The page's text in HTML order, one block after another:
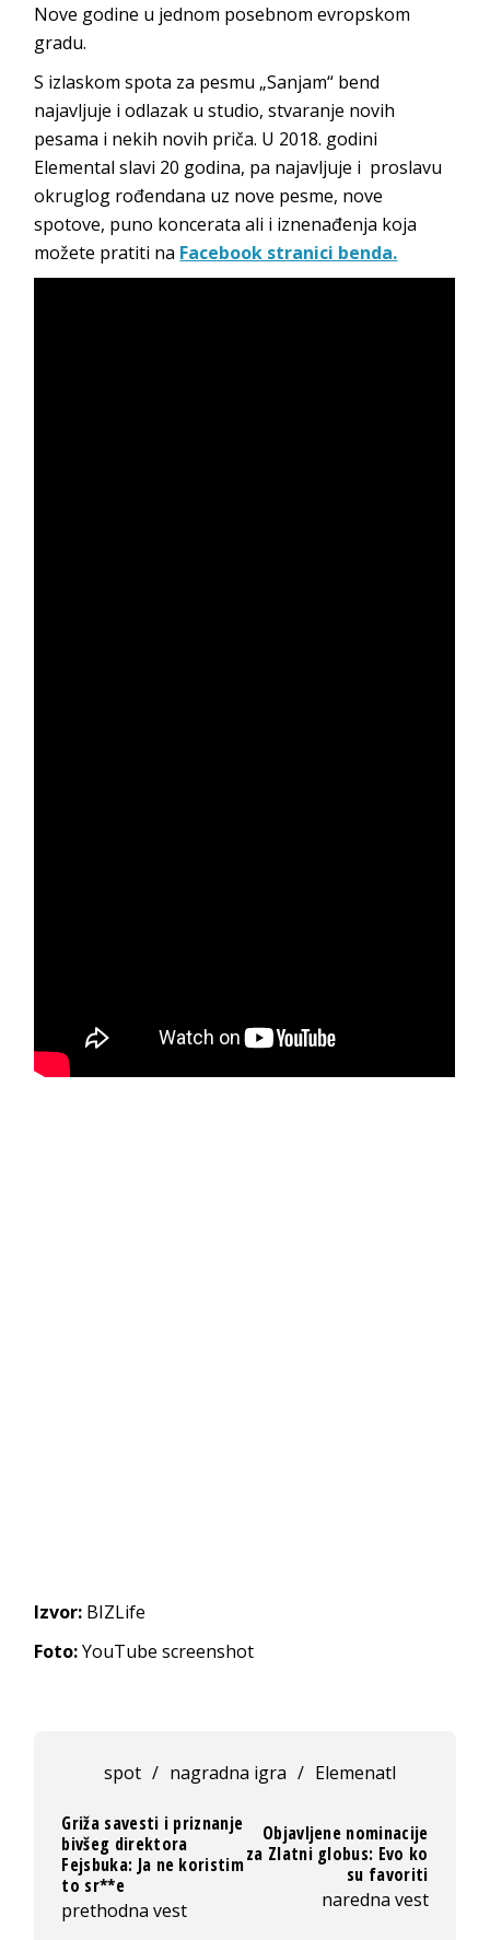
Nove godine u jednom posebnom evropskom
gradu.
S izlaskom spota za pesmu „Sanjam“ bend
najavljuje i odlazak u studio, stvaranje novih
pesama i nekih novih priča. U 2018. godini
Elemental slavi 20 godina, pa najavljuje i proslavu
okruglog rođendana uz nove pesme, nove
spotove, puno koncerata ali i iznenađenja koja
možete pratiti na Facebook stranici benda.
Izvor: BIZLife
Foto:YouTube screenshot
spot / nagradna igra / Elemenatl
Griža savesti i priznanje
bivšeg direktora
Fejsbuka: Ja ne koristim
to sr**e
prethodna vest
Objavljene nominacije
za Zlatni globus: Evo ko
su favoriti
naredna vest